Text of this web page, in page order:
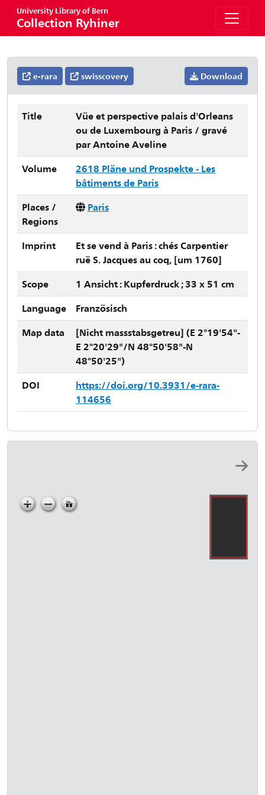
University Library of Bern
Collection Ryhiner
e-rara swisscovery Download
Title
Vüe et perspective palais d'Orleans
ou de Luxembourg à Paris / gravé
par Antoine Aveline
Volume
2618 Pläne und Prospekte - Les
bâtiments de Paris
Places /
Regions
Paris
Imprint
Et se vend à Paris : chés Carpentier
ruë S. Jacques au coq, [um 1760]
Scope
1 Ansicht : Kupferdruck ; 33 x 51 cm
Language
Französisch
Map data
[Nicht massstabsgetreu] (E 2°19'54"-
E 2°20'29"/N 48°50'58"-N
48°50'25")
DOI
https://doi.org/10.3931/e-rara-
114656